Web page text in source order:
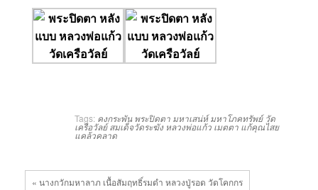
Tags: คงกระพัน พระปิดตา มหาเสน่ห์ มหาโภคทรัพย์ วัด
เครือวัลย์ สมเด็จวัดระฆัง หลวงพ่อแก้ว เมตตา แก้คุณไสย
แคล้วคลาด
« นางกวักมหาลาภ เนื้อสัมฤทธิ์รมดำ หลวงปู่รอด วัดโคกกร